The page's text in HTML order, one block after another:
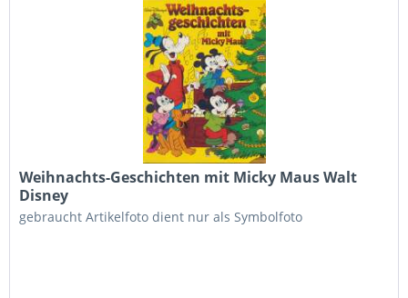
Weihnachts-Geschichten mit Micky Maus Walt
Disney
gebraucht Artikelfoto dient nur als Symbolfoto